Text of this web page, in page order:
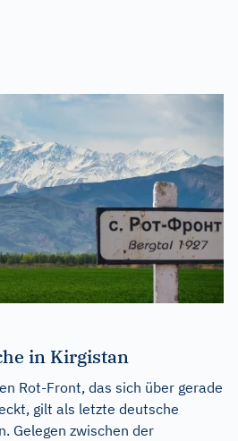
in Kirgistan
Rot-Front, das sich über gerade
gilt als letzte deutsche
Gelegen zwischen der